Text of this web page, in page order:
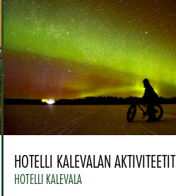
HOTELLI KALEVALAN AKTIVITEETIT
HOTELLI KALEVALA